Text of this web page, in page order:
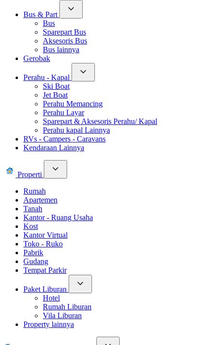
Bus & Part
Bus
Sparepart Bus
Aksesoris Bus
Bus lainnya
Gerobak
Perahu - Kapal
Ski Boat
Jet Boat
Perahu Memancing
Perahu Layar
Sparepart & Aksesoris Perahu/ Kapal
Perahu kapal Lainnya
RVs - Campers - Caravans
Kendaraan Lainnya
Properti
Rumah
Apartemen
Tanah
Kantor - Ruang Usaha
Kost
Kantor Virtual
Toko - Ruko
Pabrik
Gudang
Tempat Parkir
Paket Liburan
Hotel
Rumah Liburan
Vila Liburan
Property lainnya